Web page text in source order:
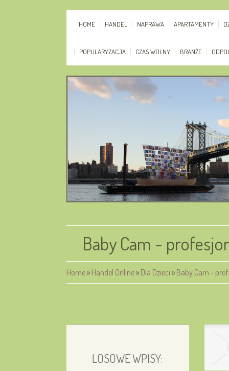
HOME HANDEL NAPRAWA APARTAMENTY
POPULARYZACJA CZAS WOLNY BRANŻE
Baby Cam -
Home» Handel Online» Dla Dzieci » Baby Cam -
LOSOWE WPISY: